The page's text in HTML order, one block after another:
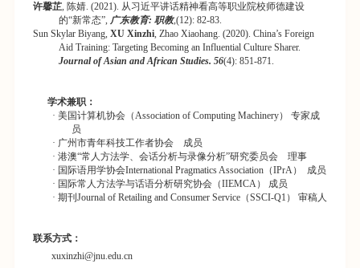
许馨芷, 陈婧. (2021). 从习近平讲话精神看高等职业院校师德建设
的“新常态”, 广东教育: 职教,(12): 82-83.
Sun Skylar Biyang, XU Xinzhi, Zhao Xiaohang. (2020). China’s Foreign
Aid Training: Targeting Becoming an Influential Culture Sharer.
Journal of Asian and African Studies. 56(4): 851-871.
学术兼职：
· 美国计算机协会（Association of Computing Machinery） 专家成
员
· 广州市青年科技工作者协会
成员
· 港澳“常人方法学、会话分析与录像分析”研究委员会 理事
· 国际语用学协会International Pragmatics Association（IPrA） 成员
· 国际常人方法学与话语分析研究协会（IIEMCA） 成员
· 期刊Journal of Retailing and Consumer Service（SSCI-Q1 ） 审稿人
联系方式：
xuxinzhi@jnu.edu.cn